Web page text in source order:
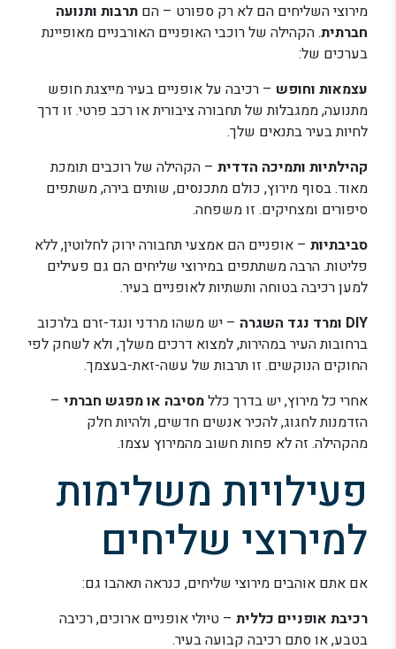
מירוצי השליחים הם לא רק ספורט – הם תרבות ותנועה
חברתית. הקהילה של רוכבי האופניים האורבניים מאופיינת
בערכים של:
עצמאות וחופש – רכיבה על אופניים בעיר מייצגת חופש
מתנועה, ממגבלות של תחבורה ציבורית או רכב פרטי. זו דרך
לחיות בעיר בתנאים שלך.
קהילתיות ותמיכה הדדית – הקהילה של רוכבים תומכת
מאוד. בסוף מירוץ, כולם מתכנסים, שותים בירה, משתפים
סיפורים ומצחיקים. זו משפחה.
סביבתיות – אופניים הם אמצעי תחבורה ירוק לחלוטין, ללא
פליטות. הרבה משתתפים במירוצי שליחים הם גם פעילים
למען רכיבה בטוחה ותשתיות לאופניים בעיר.
DIY ומרד נגד השגרה
– יש משהו מרדני ונגד-זרם בלרכוב
ברחובות העיר במהירות, למצוא דרכים משלך, ולא לשחק לפי
החוקים הנוקשים. זו תרבות של עשה-זאת-בעצמך.
אחרי כל מירוץ, יש בדרך כללמסיבה או מפגש חברתי –
הזדמנות לחגוג, להכיר אנשים חדשים, ולהיות חלק
מהקהילה. זה לא פחות חשוב מהמירוץ עצמו.
פעילויות משלימות
למירוצי שליחים
אם אתם אוהבים מירוצי שליחים, כנראה תאהבו גם:
רכיבת אופניים כללית – טיולי אופניים ארוכים, רכיבה
בטבע, או סתם רכיבה קבועה בעיר.